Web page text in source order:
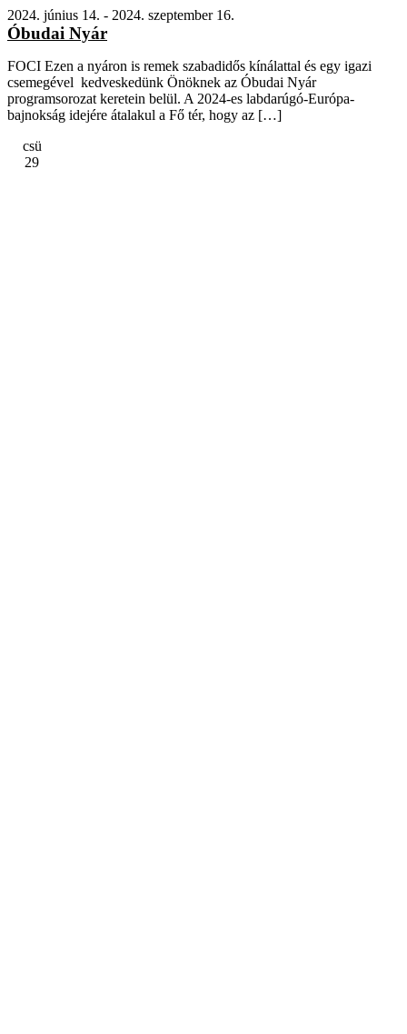
2024. június 14. - 2024. szeptember 16.
Óbudai Nyár
FOCI Ezen a nyáron is remek szabadidős kínálattal és egy igazi
csemegével kedveskedünk Önöknek az Óbudai Nyár
programsorozat keretein belül. A 2024-es labdarúgó-Európa-
bajnokság idejére átalakul a Fő tér, hogy az […]
csü
29